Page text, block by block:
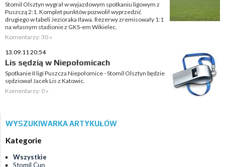
Stomil Olsztyn wygrał w wyjazdowym spotkaniu ligowym z
Puszczą 2:1. Komplet punktów pozwolił wyprzedzić
drugiego w tabeli Jezioraka Iława. Rezerwy zremisowały 1:1
na własnym stadionie z GKS-em Wikielec.
Komentarzy: 30 »
13.09.11 20:54
Lis sędzią w Niepołomicach
Spotkanie II ligi Puszcza Niepołomice - Stomil Olsztyn będzie
sędziował Jacek Lis z Katowic.
Komentarzy: 0 »
WYSZUKIWARKA ARTYKUŁÓW
Kategorie
Wszystkie
Stomil Cup